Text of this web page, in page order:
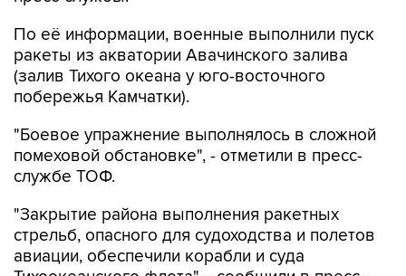
(залив Тихого океана у юго-восточного
побережья Камчатки).
"Боевое упражнение выполнялось в сложной
службе ТОФ.
"Закрытие района выполнения ракетных
авиации, обеспечили корабли и суда
Тихоокеанского флота", - сообщили в пресс-
службе.